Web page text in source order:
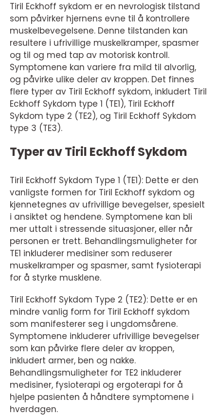
Tiril Eckhoff sykdom er en nevrologisk tilstand
som påvirker hjernens evne til å kontrollere
muskelbevegelsene. Denne tilstanden kan
resultere i ufrivillige muskelkramper, spasmer
og til og med tap av motorisk kontroll.
Symptomene kan variere fra mild til alvorlig,
og påvirke ulike deler av kroppen. Det finnes
flere typer av Tiril Eckhoff sykdom, inkludert Tiril
Eckhoff Sykdom type 1 (TE1), Tiril Eckhoff
Sykdom type 2 (TE2), og Tiril Eckhoff Sykdom
type 3 (TE3).
Typer av Tiril Eckhoff Sykdom
Tiril Eckhoff Sykdom Type 1 (TE1): Dette er den
vanligste formen for Tiril Eckhoff sykdom og
kjennetegnes av ufrivillige bevegelser, spesielt
i ansiktet og hendene. Symptomene kan bli
mer uttalt i stressende situasjoner, eller når
personen er trett. Behandlingsmuligheter for
TE1 inkluderer medisiner som reduserer
muskelkramper og spasmer, samt fysioterapi
for å styrke musklene.
Tiril Eckhoff Sykdom Type 2 (TE2): Dette er en
mindre vanlig form for Tiril Eckhoff sykdom
som manifesterer seg i ungdomsårene.
Symptomene inkluderer ufrivillige bevegelser
som kan påvirke flere deler av kroppen,
inkludert armer, ben og nakke.
Behandlingsmuligheter for TE2 inkluderer
medisiner, fysioterapi og ergoterapi for å
hjelpe pasienten å håndtere symptomene i
hverdagen.